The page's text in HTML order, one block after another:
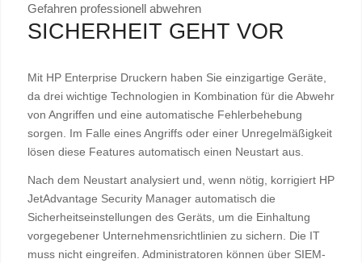
Gefahren professionell abwehren
SICHERHEIT GEHT VOR
Mit HP Enterprise Druckern haben Sie einzigartige Geräte,
da drei wichtige Technologien in Kombination für die Abwehr
von Angriffen und eine automatische Fehlerbehebung
sorgen. Im Falle eines Angriffs oder einer Unregelmäßigkeit
lösen diese Features automatisch einen Neustart aus.
Nach dem Neustart analysiert und, wenn nötig, korrigiert HP
JetAdvantage Security Manager automatisch die
Sicherheitseinstellungen des Geräts, um die Einhaltung
vorgegebener Unternehmensrichtlinien zu sichern. Die IT
muss nicht eingreifen. Administratoren können über SIEM-